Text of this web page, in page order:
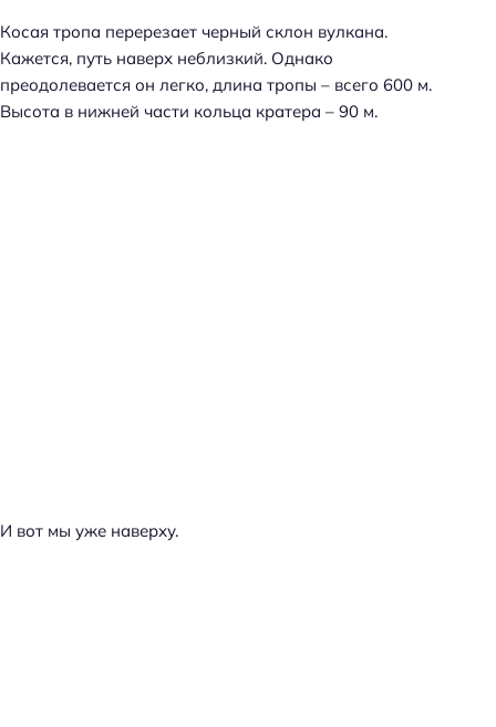
Косая тропа перерезает черный склон вулкана.
Кажется, путь наверх неблизкий. Однако
преодолевается он легко, длина тропы – всего 600 м.
Высота в нижней части кольца кратера – 90 м.
И вот мы уже наверху.